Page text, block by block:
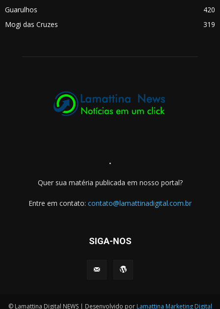
Guarulhos
420
Mogi das Cruzes
319
.
Quer sua matéria publicada em nosso portal?
Entre em contato: contato@lamattinadigital.com.br
SIGA-NOS
© Lamattina Digital NEWS | Desenvolvido por Lamattina Marketing Digital